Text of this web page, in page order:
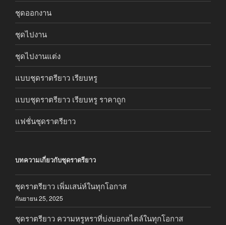
ชุดออกงาน
ชุดไปงาน
ชุดไปงานแต่ง
แบบชุดราตรียาว เรียบหรู
แบบชุดราตรียาว เรียบหรู ราคาถูก
แฟชั่นชุดราตรียาว
บทความเกี่ยวกับชุดราตรียาว
ชุดราตรียาว เพิ่มเสน่ห์ในทุกโอกาส
กันยายน 25, 2025
ชุดราตรียาว ความหรูหราที่บ่งบอกสไตล์ในทุกโอกาส